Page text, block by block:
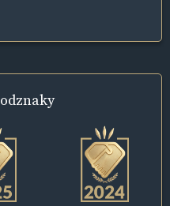
odznaky